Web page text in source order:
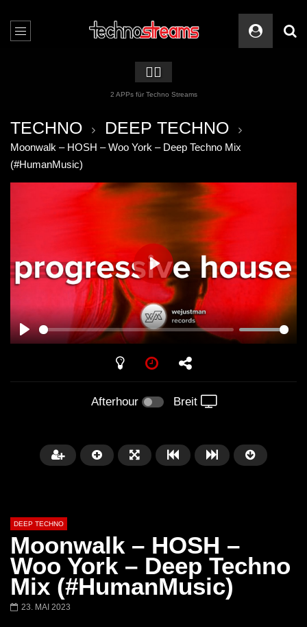
🏳️‍🌈
2 APPs für Techno Streams
TECHNO DEEP TECHNO
Moonwalk – HOSH – Woo York – Deep Techno Mix
(#HumanMusic)
PLAY
PLAY
Afterhour Breit
Später
05:26:35 01:00:20
DEEP TECHNO
Moonwalk – HOSH –
Woo York – Deep Techno
Mix (#HumanMusic)
23. MAI 2023